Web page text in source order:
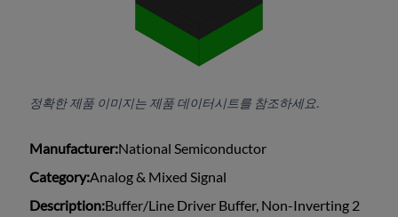
정확한 제품 이미지는 제품 데이터시트를 참조하세요.
Manufacturer:National Semiconductor
Category:Analog & Mixed Signal
Description:Buffer/Line Driver Buffer, Non-Inverting 2